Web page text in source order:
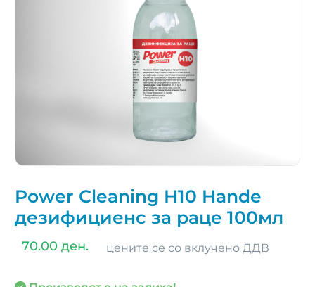
Power Cleaning H10 Hande
дезифициенс за раце 100мл
70.00 ден. цените се со вклучено ДДВ